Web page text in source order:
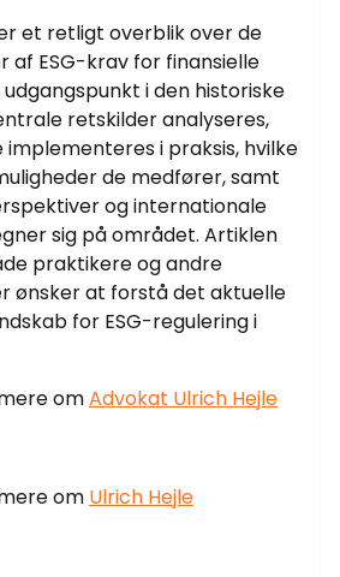
et retligt overblik over de
af ESG-krav for finansielle
i den historiske
retskilder analyseres,
i praksis, hvilke
de medfører, samt
og internationale
sig på området. Artiklen
praktikere og andre
ønsker at forstå det aktuelle
for ESG-regulering i
omAdvokat Ulrich Hejle
om Ulrich Hejle